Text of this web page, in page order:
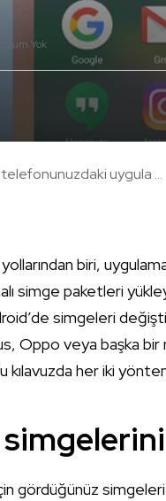
Yorum Yok
uygula ...
biri,
simge paketleri
simgeleri
Oppo veya başka bir
kılavuzda her iki
gördüğünüz